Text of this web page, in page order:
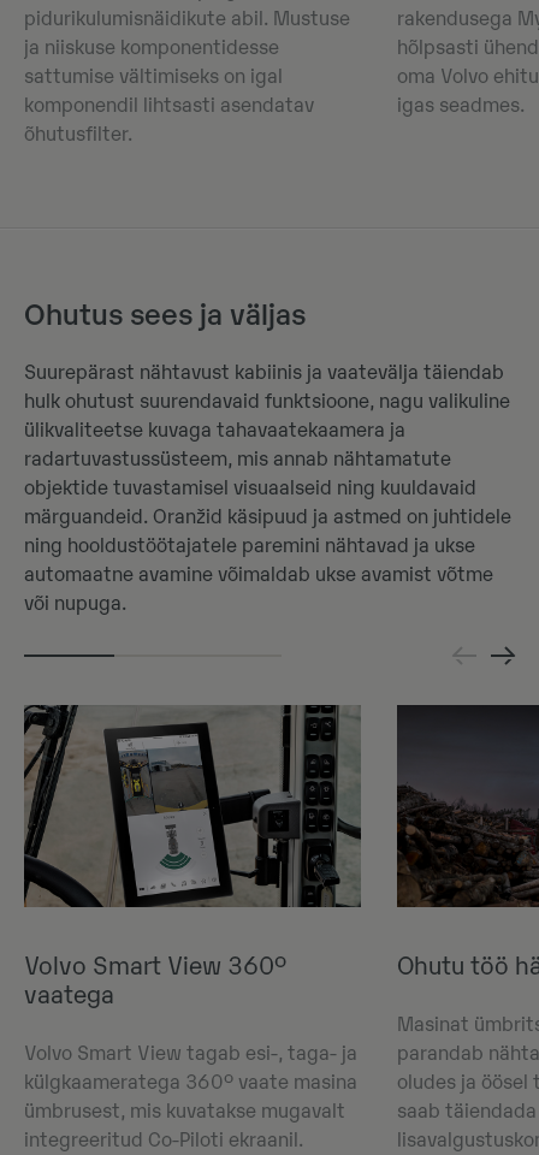
pidurikulumisnäidikute abil. Mustuse
ja niiskuse komponentidesse
sattumise vältimiseks on igal
komponendil lihtsasti asendatav
õhutusfilter.
rakendusega
hõlpsasti
oma Volvo
igas seadmes.
Ohutus sees ja väljas
Suurepärast nähtavust kabiinis ja vaatevälja täiendab
hulk ohutust suurendavaid funktsioone, nagu valikuline
ülikvaliteetse kuvaga tahavaatekaamera ja
radartuvastussüsteem, mis annab nähtamatute
objektide tuvastamisel visuaalseid ning kuuldavaid
märguandeid. Oranžid käsipuud ja astmed on juhtidele
ning hooldustöötajatele paremini nähtavad ja ukse
automaatne avamine võimaldab ukse avamist võtme
või nupuga.
Volvo Smart View 360°
vaatega
Volvo Smart View tagab esi-, taga- ja
külgkaameratega 360° vaate masina
ümbrusest, mis kuvatakse mugavalt
integreeritud Co-Piloti ekraanil.
Ohutu töö
Masinat
parandab
oludes ja öösel
saab